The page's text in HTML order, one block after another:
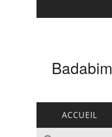
Badabim
ACCUEIL